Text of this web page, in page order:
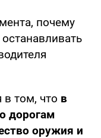
почему
в том, что в
дорогам
оружия и